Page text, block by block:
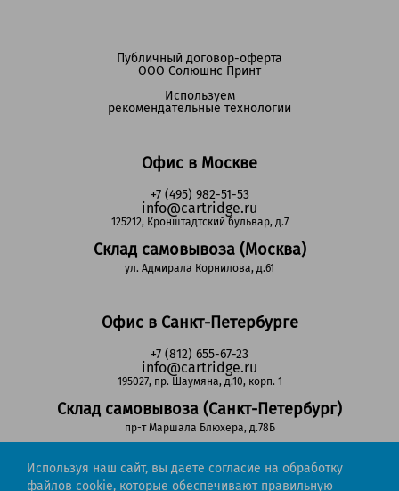
Офис в Москве
+7 (495) 982-51-53
info@cartridge.ru
125212, Кронштадтский бульвар, д.7
Склад самовывоза (Москва)
ул. Адмирала Корнилова, д.61
Офис в Санкт-Петербурге
+7 (812) 655-67-23
info@cartridge.ru
195027, пр. Шаумяна, д.10, корп. 1
Склад самовывоза (Санкт-Петербург)
пр-т Маршала Блюхера, д.78Б
Регионы РФ
Публичный договор-оферта
ООО Солюшнс Принт
Используем
рекомендательные технологии
Используя наш сайт, вы даете согласие на обработку
файлов cookie, которые обеспечивают правильную